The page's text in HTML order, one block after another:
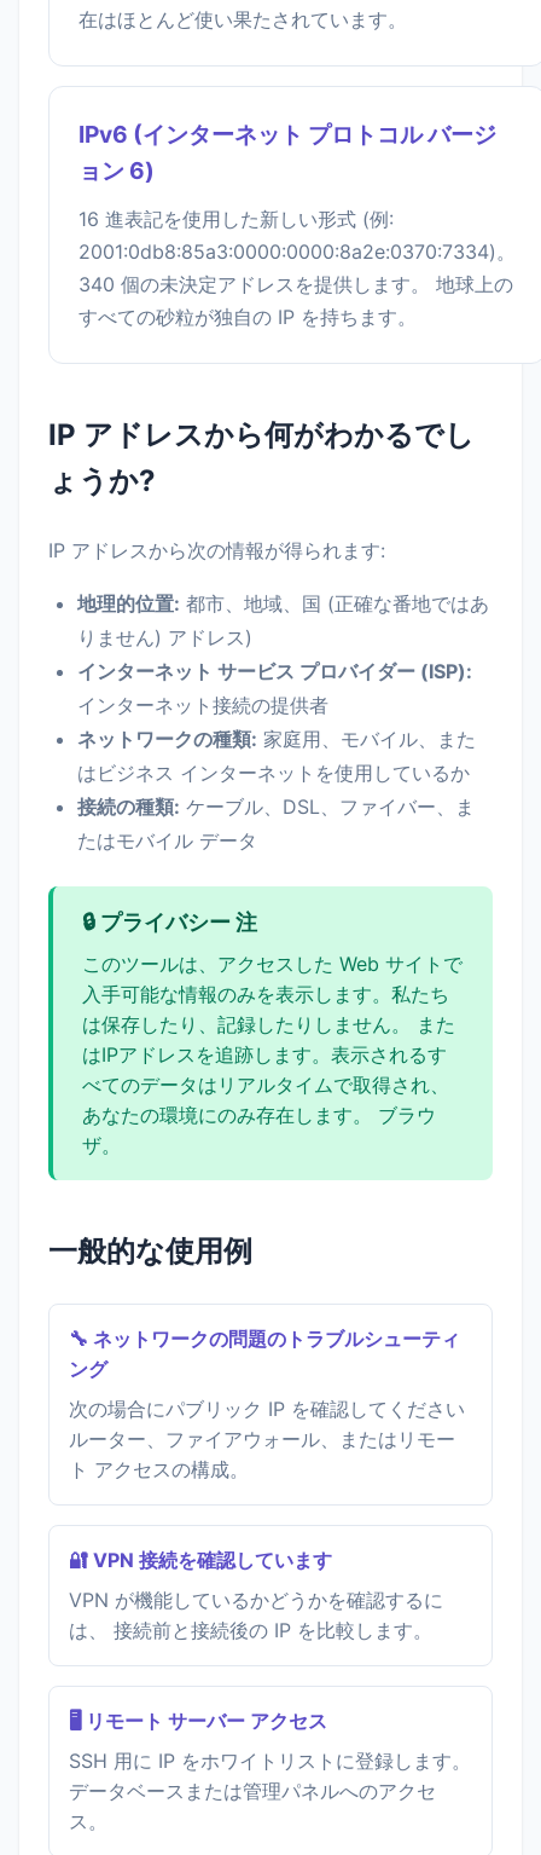
在はほとんど使い果たされています。
IPv6 (インターネット プロトコル バージ
ョン 6)
16 進表記を使用した新しい形式 (例:
2001:0db8:85a3:0000:0000:8a2e:0370:7334)。
340 個の未決定アドレスを提供します。 地球上の
すべての砂粒が独自の IP を持ちます。
IP アドレスから何がわかるでし
ょうか?
IP アドレスから次の情報が得られます:
地理的位置: 都市、地域、国 (正確な番地ではあ
りません) アドレス)
インターネット サービス プロバイダー (ISP):
インターネット接続の提供者
ネットワークの種類: 家庭用、モバイル、また
はビジネス インターネットを使用しているか
接続の種類: ケーブル、DSL、ファイバー、ま
たはモバイル データ
🔒 プライバシー 注
このツールは、アクセスした Web サイトで
入手可能な情報のみを表示します。私たち
は保存したり、記録したりしません。 また
はIPアドレスを追跡します。表示されるす
べてのデータはリアルタイムで取得され、
あなたの環境にのみ存在します。 ブラウ
ザ。
一般的な使用例
🔧 ネットワークの問題のトラブルシューティ
ング
次の場合にパブリック IP を確認してください
ルーター、ファイアウォール、またはリモー
ト アクセスの構成。
🔐 VPN 接続を確認しています
VPN が機能しているかどうかを確認するに
は、 接続前と接続後の IP を比較します。
🖥️ リモート サーバー アクセス
SSH 用に IP をホワイトリストに登録します。
データベースまたは管理パネルへのアクセ
ス。